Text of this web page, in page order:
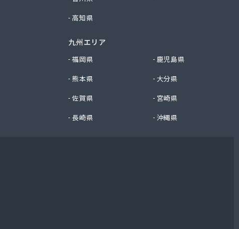
高知県
九州エリア
福岡県
鹿児島県
熊本県
大分県
佐賀県
宮崎県
長崎県
沖縄県